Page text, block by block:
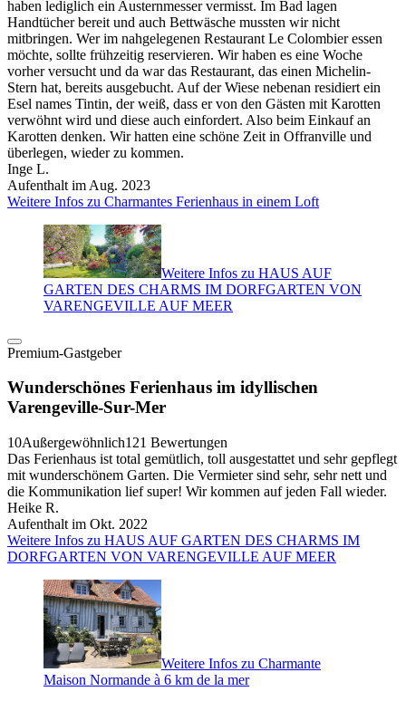
haben lediglich ein Austernmesser vermisst. Im Bad lagen
Handtücher bereit und auch Bettwäsche mussten wir nicht
mitbringen. Wer im nahgelegenen Restaurant Le Colombier essen
möchte, sollte frühzeitig reservieren. Wir haben es eine Woche
vorher versucht und da war das Restaurant, das einen Michelin-
Stern hat, bereits ausgebucht. Auf der Wiese nebenan residiert ein
Esel names Tintin, der weiß, dass er von den Gästen mit Karotten
verwöhnt wird und diese auch einfordert. Also beim Einkauf an
Karotten denken. Wir hatten eine schöne Zeit in Offranville und
überlegen, wieder zu kommen.
Inge L.
Aufenthalt im Aug. 2023
Weitere Infos zu Charmantes Ferienhaus in einem Loft
Weitere Infos zu HAUS AUF
GARTEN DES CHARMS IM DORFGARTEN VON
VARENGEVILLE AUF MEER
Premium-Gastgeber
Wunderschönes Ferienhaus im idyllischen
Varengeville-Sur-Mer
10Außergewöhnlich121 Bewertungen
Das Ferienhaus ist total gemütlich, toll ausgestattet und sehr gepflegt
mit wunderschönem Garten. Die Vermieter sind sehr, sehr nett und
die Kommunikation lief super! Wir kommen auf jeden Fall wieder.
Heike R.
Aufenthalt im Okt. 2022
Weitere Infos zu HAUS AUF GARTEN DES CHARMS IM
DORFGARTEN VON VARENGEVILLE AUF MEER
Weitere Infos zu Charmante
Maison Normande à 6 km de la mer